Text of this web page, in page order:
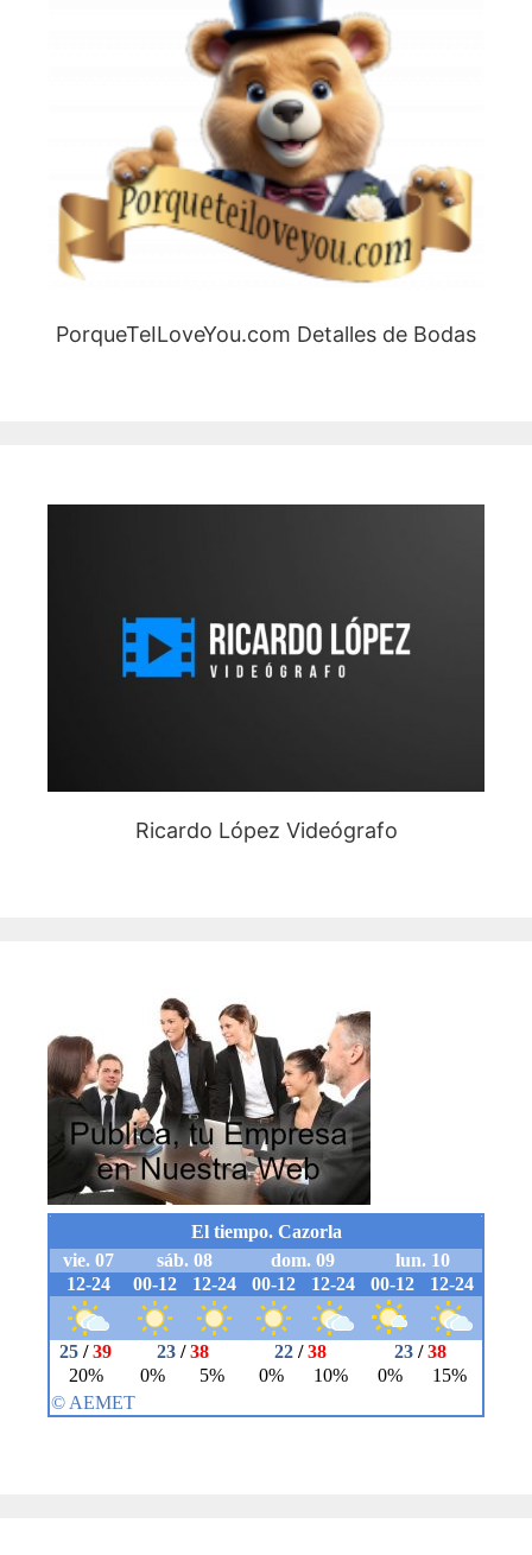
PorqueTeILoveYou.com Detalles de Bodas
Ricardo López Videógrafo